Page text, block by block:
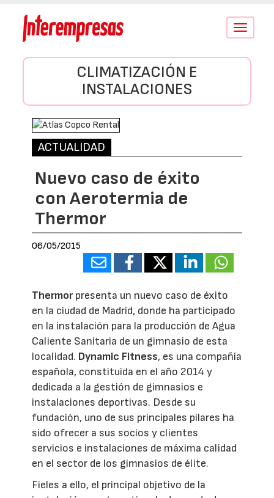
Conmutar
CLIMATIZACIÓN E
INSTALACIONES
ACTUALIDAD
Nuevo caso de éxito
con Aerotermia de
Thermor
06/05/2015
Thermorpresenta un nuevo caso de éxito
en la ciudad de Madrid, donde ha participado
en la instalación para la producción de Agua
Caliente Sanitaria de un gimnasio de esta
localidad. Dynamic Fitness, es una compañía
española, constituida en el año 2014 y
dedicada a la gestión de gimnasios e
instalaciones deportivas. Desde su
fundación, uno de sus principales pilares ha
sido ofrecer a sus socios y clientes
servicios e instalaciones de máxima calidad
en el sector de los gimnasios de élite.
Fieles a ello, el principal objetivo de la